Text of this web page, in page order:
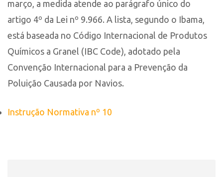
março, a medida atende ao parágrafo único do
artigo 4º da Lei nº 9.966. A lista, segundo o Ibama,
está baseada no Código Internacional de Produtos
Químicos a Granel (IBC Code), adotado pela
Convenção Internacional para a Prevenção da
Poluição Causada por Navios.
Instrução Normativa nº 10